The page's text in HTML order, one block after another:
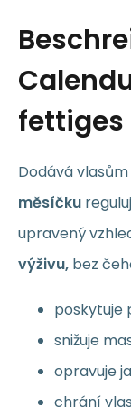
fettiges
Dodává vlasům
měsíčku
upravený
výživu, bez
poskytuje
snižuje
opravuje
chrání